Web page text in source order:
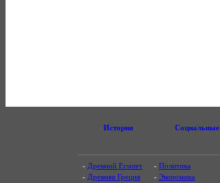
История Социальные
- Древний Египет
- Древняя Греция
- Политика
- Экономика